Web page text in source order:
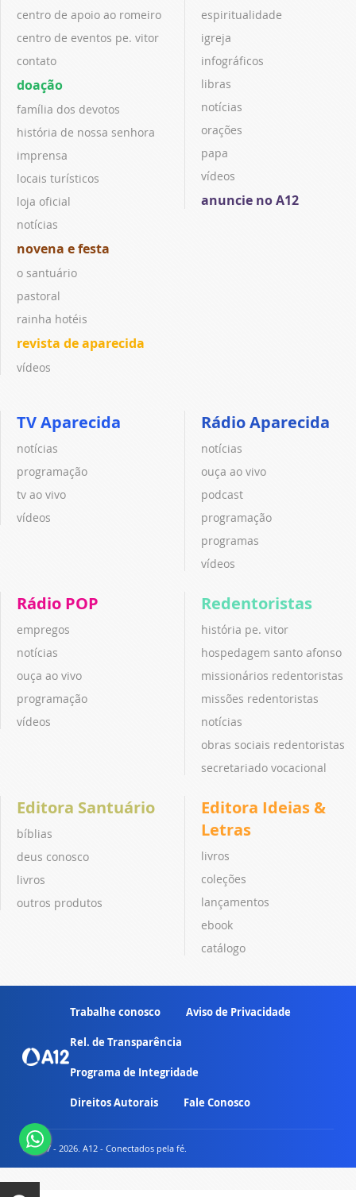
centro de apoio ao romeiro
centro de eventos pe. vitor
contato
doação
família dos devotos
história de nossa senhora
imprensa
locais turísticos
loja oficial
notícias
novena e festa
o santuário
pastoral
rainha hotéis
revista de aparecida
vídeos
espiritualidade
igreja
infográficos
libras
notícias
orações
papa
vídeos
anuncie no A12
TV Aparecida
notícias
programação
tv ao vivo
vídeos
Rádio Aparecida
notícias
ouça ao vivo
podcast
programação
programas
vídeos
Rádio POP
empregos
notícias
ouça ao vivo
programação
vídeos
Redentoristas
história pe. vitor
hospedagem santo afonso
missionários redentoristas
missões redentoristas
notícias
obras sociais redentoristas
secretariado vocacional
Editora Santuário
bíblias
deus conosco
livros
outros produtos
Editora Ideias &
Letras
livros
coleções
lançamentos
ebook
catálogo
Trabalhe conosco Aviso de Privacidade
Rel. de Transparência
Programa de Integridade
Direitos Autorais Fale Conosco
© 2007 - 2026. A12 - Conectados pela fé.